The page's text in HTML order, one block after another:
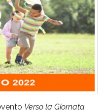
Verso la Giornata